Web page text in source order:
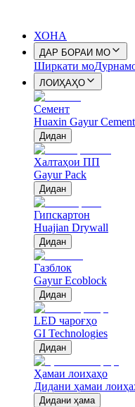
ХОНА
ДАР БОРАИ МО
Ширкати мо
ЛОИҲАҲО
Семент
Huaxin Gayur Cement
Дидан
Халтаҳои ПП
Gayur Pack
Дидан
Гипскартон
Huajian Drywall
Дидан
Газблок
Gayur Ecoblock
Дидан
LED чароғҳо
GI Technologies
Дидан
Ҳамаи лоиҳаҳо
Дидани ҳамаи
Дидани ҳама